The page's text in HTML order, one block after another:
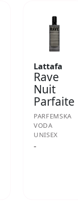
Lattafa
Rave
Nuit
Parfaite
PARFEMSKA
VODA
UNISEX
-